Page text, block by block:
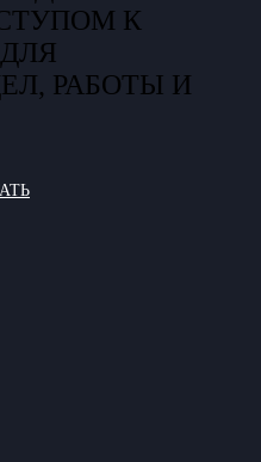
К
РАБОТЫ И